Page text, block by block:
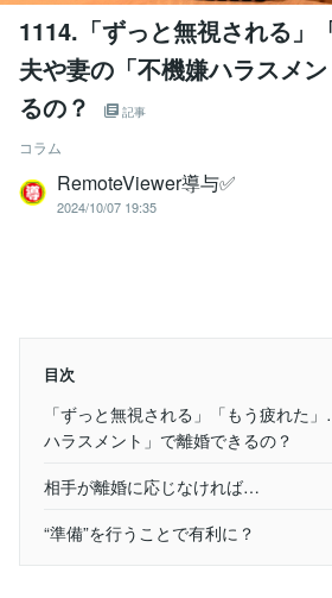
1114.「ずっと無視される」
夫や妻の「不機嫌ハラスメ
るの？
記事
コラム
RemoteViewer導与✅
2024/10/07 19:35
目次
「ずっと無視される」「もう疲れた
ハラスメント」で離婚できるの？
相手が離婚に応じなければ…
“準備”を行うことで有利に？